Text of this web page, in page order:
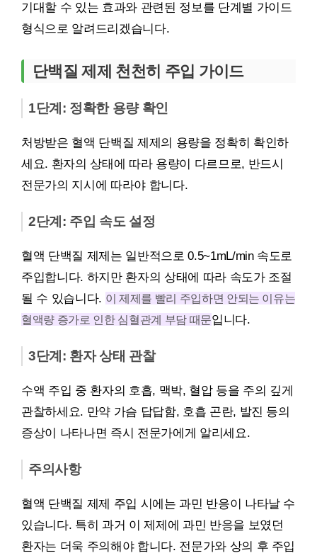
기대할 수 있는 효과와 관련된 정보를 단계별 가이드
형식으로 알려드리겠습니다.
단백질 제제 천천히 주입 가이드
1단계: 정확한 용량 확인
처방받은 혈액 단백질 제제의 용량을 정확히 확인하
세요. 환자의 상태에 따라 용량이 다르므로, 반드시
전문가의 지시에 따라야 합니다.
2단계: 주입 속도 설정
혈액 단백질 제제는 일반적으로 0.5~1mL/min 속도로
주입합니다. 하지만 환자의 상태에 따라 속도가 조절
될 수 있습니다. 이 제제를 빨리 주입하면 안되는 이유는
혈액량 증가로 인한 심혈관계 부담 때문입니다.
3단계: 환자 상태 관찰
수액 주입 중 환자의 호흡, 맥박, 혈압 등을 주의 깊게
관찰하세요. 만약 가슴 답답함, 호흡 곤란, 발진 등의
증상이 나타나면 즉시 전문가에게 알리세요.
주의사항
혈액 단백질 제제 주입 시에는 과민 반응이 나타날 수
있습니다. 특히 과거 이 제제에 과민 반응을 보였던
환자는 더욱 주의해야 합니다. 전문가와 상의 후 주입